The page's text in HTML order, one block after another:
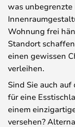
was
Wohnung frei
Standort
einen gewissen
verleihen.
Sind Sie auch
für eine
einem
versehen?